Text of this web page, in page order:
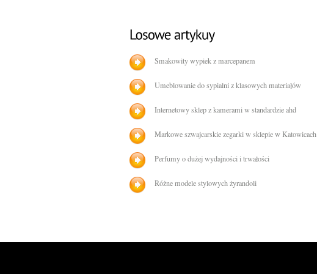
Smakowity wypiek z marcepanem
Umeblowanie do sypialni z klasowych materiałów
Internetowy sklep z kamerami w standardzie ahd
Markowe szwajcarskie zegarki w sklepie w Katowicach
Perfumy o dużej wydajności i trwałości
Różne modele stylowych żyrandoli